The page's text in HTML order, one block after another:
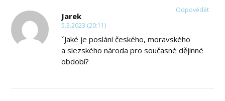
Jarek
5.3.2023 (20:11)
ˇJaké je poslání českého, moravského
a slezského národa pro současné dějinné
období?
Odpovědět